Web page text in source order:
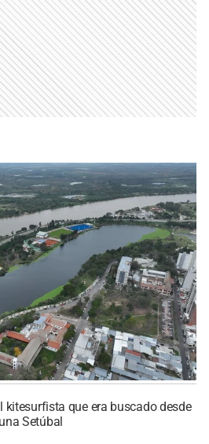
kitesurfista que era buscado desde
Setúbal